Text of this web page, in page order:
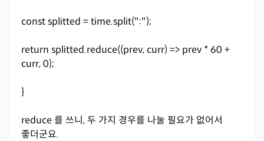
const splitted = time.split(":");
return splitted.reduce((prev, curr) => prev * 60 +
curr, 0);
}
reduce 를 쓰니, 두 가지 경우를 나눌 필요가 없어서
좋더군요.